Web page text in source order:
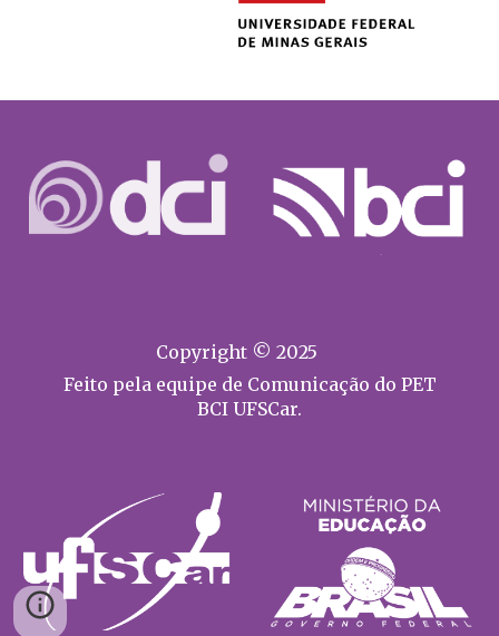
Copyright © 2025
Feito pela equipe de Comunicação do PET
BCI UFSCar.